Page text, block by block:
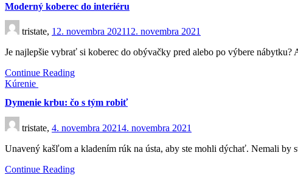
Moderný koberec do interiéru
tristate, 12. novembra 202112. novembra 2021
Je najlepšie vybrať si koberec do obývačky pred alebo po výbere
Continue Reading
Kúrenie
Dymenie krbu: čo s tým robiť
tristate, 4. novembra 20214. novembra 2021
Unavený kašľom a kladením rúk na ústa, aby ste mohli dýchať. Nemali by
Continue Reading